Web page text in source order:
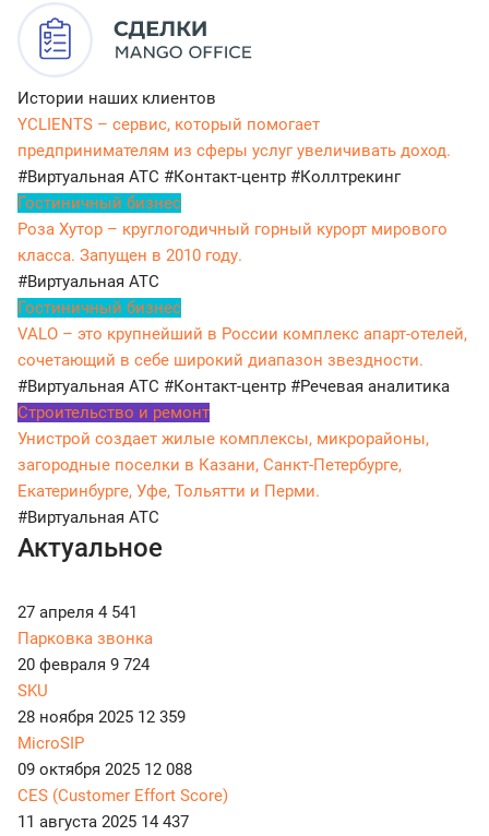
Истории наших клиентов
YCLIENTS – сервис, который помогает
предпринимателям из сферы услуг увеличивать доход.
#Виртуальная АТС #Контакт-центр #Коллтрекинг
Гостиничный бизнес
Роза Хутор – круглогодичный горный курорт мирового
класса. Запущен в 2010 году.
#Виртуальная АТС
Гостиничный бизнес
VALO – это крупнейший в России комплекс апарт-отелей,
сочетающий в себе широкий диапазон звездности.
#Виртуальная АТС #Контакт-центр #Речевая аналитика
Строительство и ремонт
Унистрой создает жилые комплексы, микрорайоны,
загородные поселки в Казани, Санкт-Петербурге,
Екатеринбурге, Уфе, Тольятти и Перми.
#Виртуальная АТС
Актуальное
27 апреля 4 541
Парковка звонка
20 февраля 9 724
SKU
28 ноября 2025 12 359
MicroSIP
09 октября 2025 12 088
CES (Customer Effort Score)
11 августа 2025 14 437